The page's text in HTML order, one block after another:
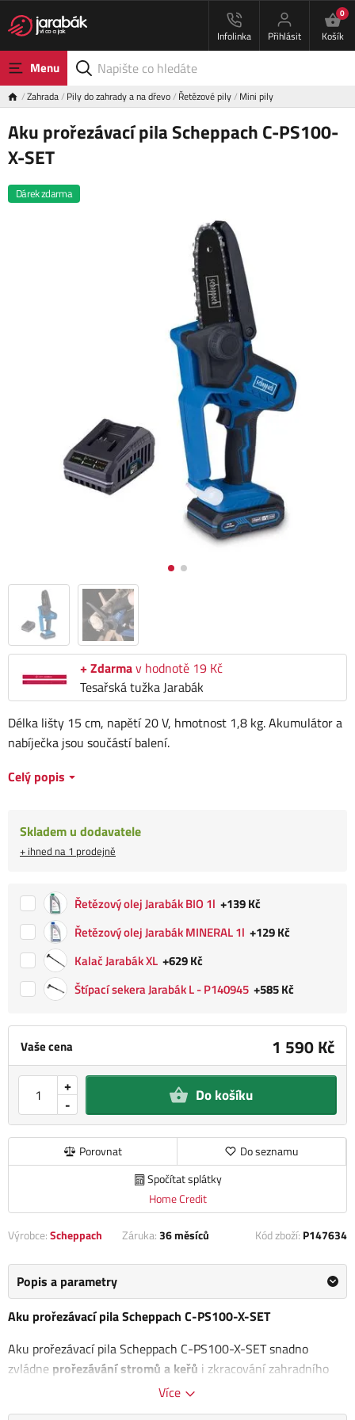
Infolinka Přihlásit
0
Košík
Menu
Zahrada Pily do zahrady a na dřevo Řetězové pily Mini pily
Aku prořezávací pila Scheppach C-PS100-
X-SET
Dárek zdarma
+ Zdarmav hodnotě 19 Kč
Tesařská tužka Jarabák
Vaše cena 1 590 Kč
-
+ Do košíku
Porovnat
Do seznamu
Spočítat splátky
Home Credit
Délka lišty 15 cm, napětí 20 V, hmotnost 1,8 kg. Akumulátor a
nabíječka jsou součástí balení.
Celý popis
Skladem u dodavatele
+ ihned na 1 prodejně
Řetězový olej Jarabák BIO 1l +139 Kč
Řetězový olej Jarabák MINERAL 1l +129 Kč
Kalač Jarabák XL +629 Kč
Štípací sekera Jarabák L - P140945 +585 Kč
Výrobce:Scheppach Záruka:36 měsíců Kód zboží: P147634
Popis a parametry
Aku prořezávací pila Scheppach C-PS100-X-SET
Aku prořezávací pila Scheppach C-PS100-X-SET snadno
zvládne prořezávání stromů a keřů i zkracování zahradního
odpadu na menší kusy. Skvěle se hodí také
Více